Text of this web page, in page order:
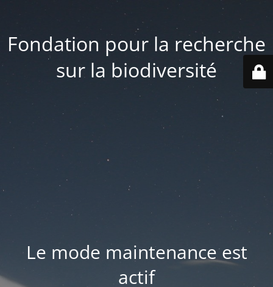
Fondation pour la recherche
sur la biodiversité
Le mode maintenance est
actif